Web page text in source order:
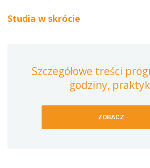
Studia w skrócie
Szczegółowe treści
godziny,
ZOBACZ